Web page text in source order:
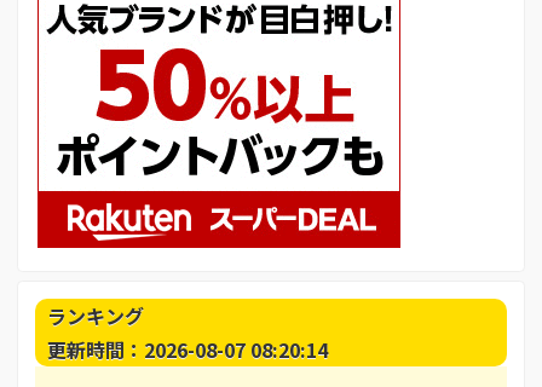
ランキング
更新時間：2026-08-07 08:20:14